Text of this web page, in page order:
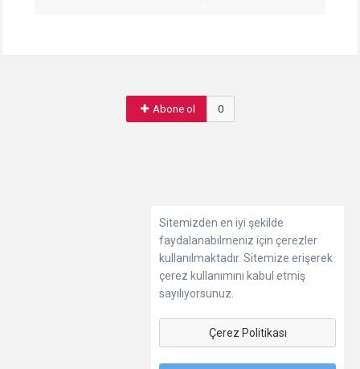
Abone ol 0
Sitemizden en iyi şekilde
faydalanabilmeniz için çerezler
kullanılmaktadır. Sitemize erişerek
çerez kullanımını kabul etmiş
sayılıyorsunuz.
Çerez Politikası